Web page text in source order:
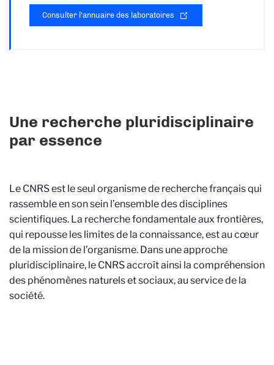
Consulter l'annuaire des laboratoires
Une recherche pluridisciplinaire
par essence
Le CNRS est le seul organisme de recherche français qui
rassemble en son sein l’ensemble des disciplines
scientifiques. La recherche fondamentale aux frontières,
qui repousse les limites de la connaissance, est au cœur
de la mission de l’organisme. Dans une approche
pluridisciplinaire, le CNRS accroît ainsi la compréhension
des phénomènes naturels et sociaux, au service de la
société.